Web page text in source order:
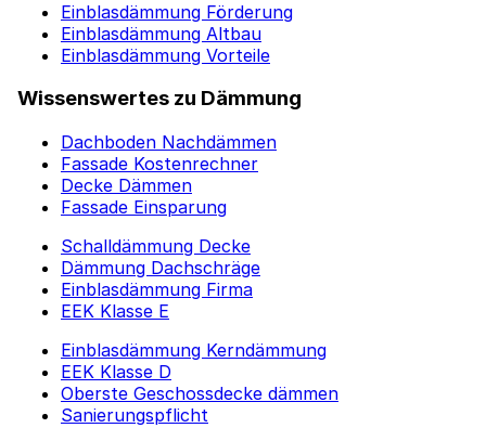
Einblasdämmung Förderung
Einblasdämmung Altbau
Einblasdämmung Vorteile
Wissenswertes zu Dämmung
Dachboden Nachdämmen
Fassade Kostenrechner
Decke Dämmen
Fassade Einsparung
Schalldämmung Decke
Dämmung Dachschräge
Einblasdämmung Firma
EEK Klasse E
Einblasdämmung Kerndämmung
EEK Klasse D
Oberste Geschossdecke dämmen
Sanierungspflicht